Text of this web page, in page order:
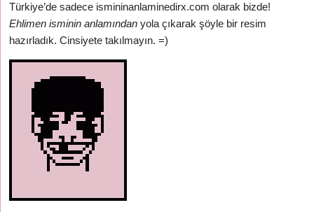
Türkiye’de sadece ismininanlaminedirx.com olarak bizde!
Ehlimen isminin anlamından yola çıkarak şöyle bir resim
hazırladık. Cinsiyete takılmayın. =)